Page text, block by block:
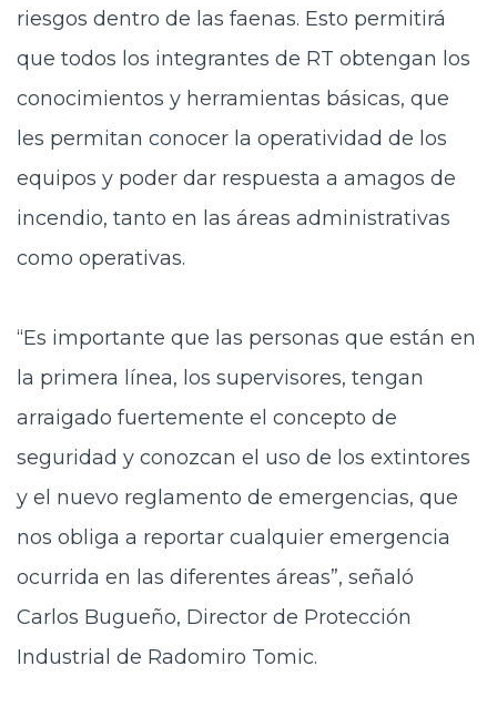
riesgos dentro de las faenas. Esto permitirá
que todos los integrantes de RT obtengan los
conocimientos y herramientas básicas, que
les permitan conocer la operatividad de los
equipos y poder dar respuesta a amagos de
incendio, tanto en las áreas administrativas
como operativas.
“Es importante que las personas que están en
la primera línea, los supervisores, tengan
arraigado fuertemente el concepto de
seguridad y conozcan el uso de los extintores
y el nuevo reglamento de emergencias, que
nos obliga a reportar cualquier emergencia
ocurrida en las diferentes áreas”, señaló
Carlos Bugueño, Director de Protección
Industrial de Radomiro Tomic.